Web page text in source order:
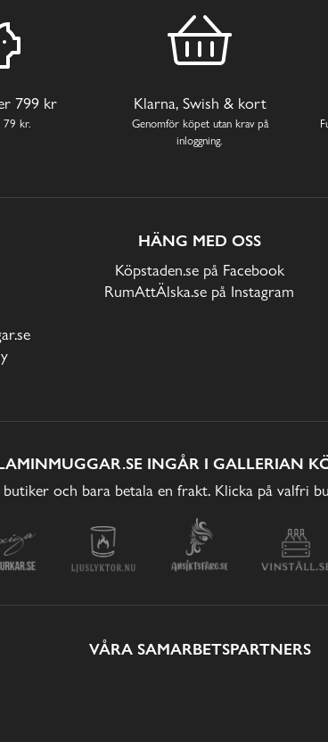
799 kr
79 kr.
Klarna, Swish & kort
Genomför köpet utan krav på
inloggning.
HÄNG MED OSS
Köpstaden.se på Facebook
RumAttÄlska.se på Instagram
INGÅR I GALLERIAN
och bara betala en frakt. Klicka på valfri
VÅRA SAMARBETSPARTNERS